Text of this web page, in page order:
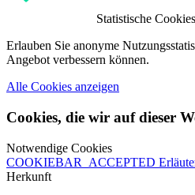
Statistische Cookies
Erlauben Sie anonyme
Angebot verbessern können.
Alle Cookies anzeigen
Cookies, die wir auf dieser
Notwendige Cookies
COOKIEBAR_ACCEPTED
Herkunft